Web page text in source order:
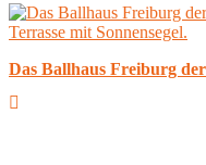
Das Ballhaus Freiburg